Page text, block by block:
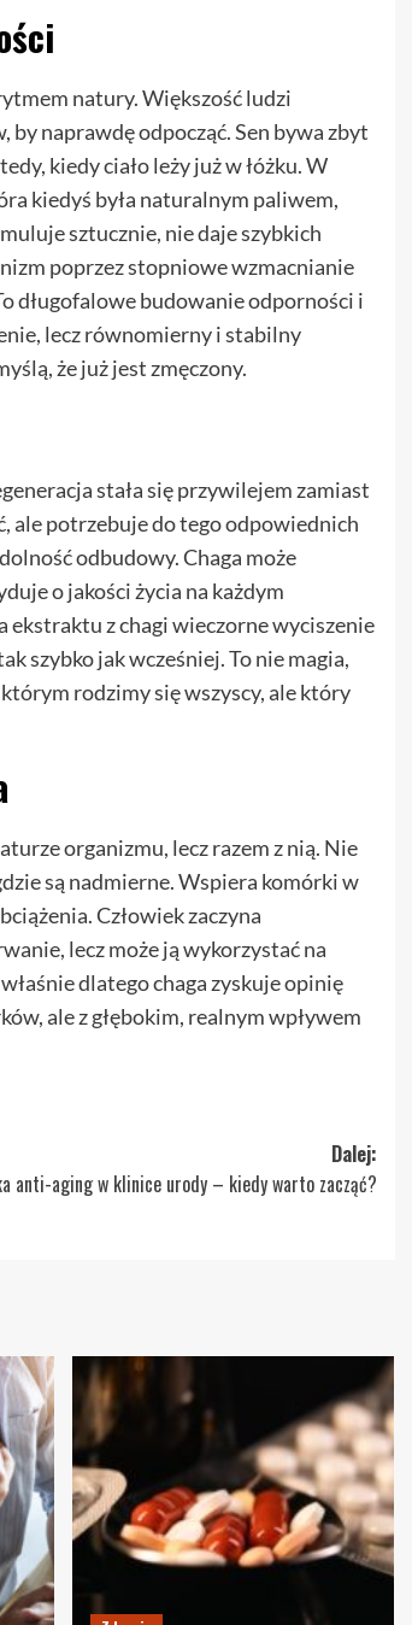
natury. Większość ludzi
naprawdę odpocząć. Sen bywa zbyt
kiedy ciało leży już w łóżku. W
kiedyś była naturalnym paliwem,
sztucznie, nie daje szybkich
poprzez stopniowe wzmacnianie
długofalowe budowanie odporności i
lecz równomierny i stabilny
że już jest zmęczony.
stała się przywilejem zamiast
ale potrzebuje do tego odpowiednich
odbudowy. Chaga może
o jakości życia na każdym
ekstraktu z chagi wieczorne wyciszenie
szybko jak wcześniej. To nie magia,
rodzimy się wszyscy, ale który
organizmu, lecz razem z nią. Nie
są nadmierne. Wspiera komórki w
Człowiek zaczyna
lecz może ją wykorzystać na
dlatego chaga zyskuje opinię
ale z głębokim, realnym wpływem
Dalej:
anti-aging w klinice urody – kiedy warto zacząć?